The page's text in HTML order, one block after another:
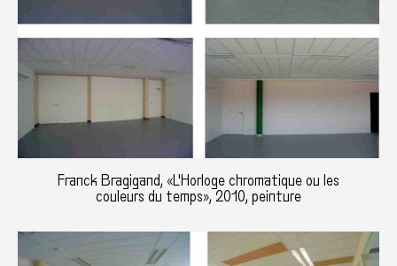
Franck Bragigand, «L'Horloge chromatique ou les
couleurs du temps», 2010, peinture